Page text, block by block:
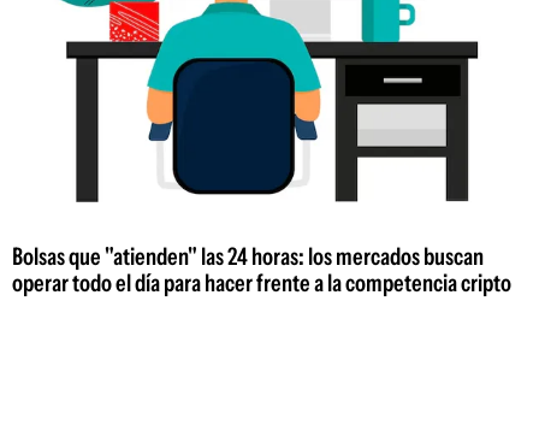
Bolsas que "atienden" las 24 horas: los mercados buscan
operar todo el día para hacer frente a la competencia cripto